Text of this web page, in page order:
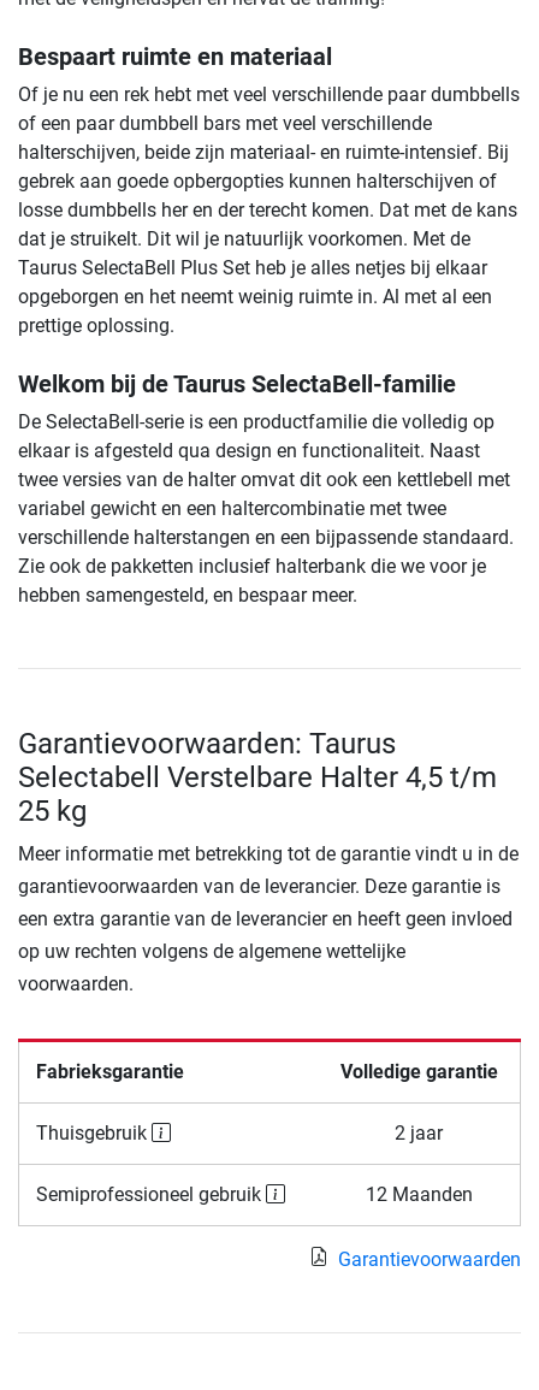
Bespaart ruimte en materiaal
Of je nu een rek hebt met veel verschillende paar dumbbells
of een paar dumbbell bars met veel verschillende
halterschijven, beide zijn materiaal- en ruimte-intensief. Bij
gebrek aan goede opbergopties kunnen halterschijven of
losse dumbbells her en der terecht komen. Dat met de kans
dat je struikelt. Dit wil je natuurlijk voorkomen. Met de
Taurus SelectaBell Plus Set heb je alles netjes bij elkaar
opgeborgen en het neemt weinig ruimte in. Al met al een
prettige oplossing.
Welkom bij de Taurus SelectaBell-familie
De SelectaBell-serie is een productfamilie die volledig op
elkaar is afgesteld qua design en functionaliteit. Naast
twee versies van de halter omvat dit ook een kettlebell met
variabel gewicht en een haltercombinatie met twee
verschillende halterstangen en een bijpassende standaard.
Zie ook de pakketten inclusief halterbank die we voor je
hebben samengesteld, en bespaar meer.
Garantievoorwaarden: Taurus
Selectabell Verstelbare Halter 4,5 t/m
25 kg
Meer informatie met betrekking tot de garantie vindt u in de
garantievoorwaarden van de leverancier. Deze garantie is
een extra garantie van de leverancier en heeft geen invloed
op uw rechten volgens de algemene wettelijke
voorwaarden.
Fabrieksgarantie Volledige garantie
Thuisgebruik 2 jaar
Semiprofessioneel gebruik 12 Maanden
Garantievoorwaarden